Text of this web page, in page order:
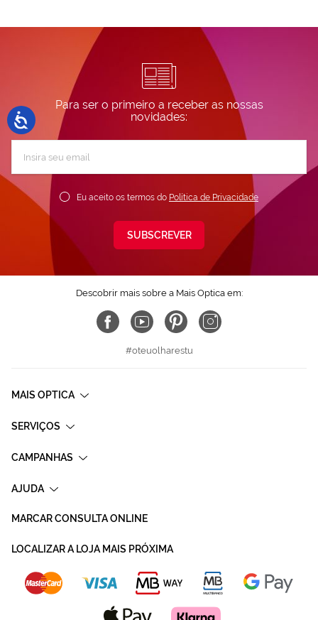
Para ser o primeiro a receber as nossas
novidades:
Newsletter:
Eu aceito os termos do Política de Privacidade
SUBSCREVER
Descobrir mais sobre a Mais Optica em:
#oteuolharestu
MAIS OPTICA
SERVIÇOS
CAMPANHAS
AJUDA
MARCAR CONSULTA ONLINE
LOCALIZAR A LOJA MAIS PRÓXIMA